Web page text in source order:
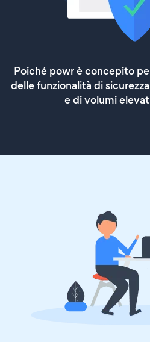
Poiché powr è concepito
delle funzionalità di
e di volumi